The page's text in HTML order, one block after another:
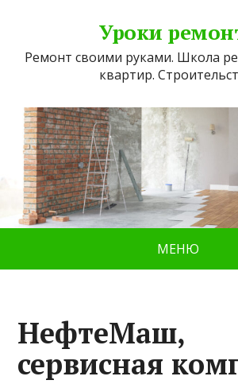
Уроки
Ремонт своими руками. Школа
квартир.
МЕНЮ
НефтеМаш,
сервисная